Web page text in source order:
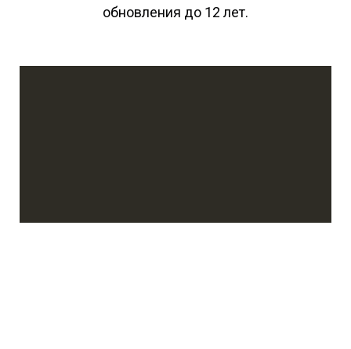
обновления до 12 лет.